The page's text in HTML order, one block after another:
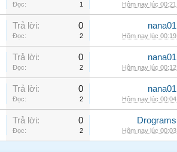
Đọc: 1 Hôm nay lúc 00:21
Trả lời: 0
Đọc: 2
nana01
Hôm nay lúc 00:19
Trả lời: 0
Đọc: 2
nana01
Hôm nay lúc 00:12
Trả lời: 0
Đọc: 2
nana01
Hôm nay lúc 00:04
Trả lời: 0
Đọc: 2
Drograms
Hôm nay lúc 00:03